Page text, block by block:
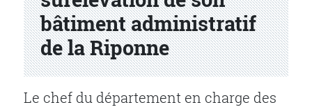
bâtiment administratif
de la Riponne
Le chef du département en charge des